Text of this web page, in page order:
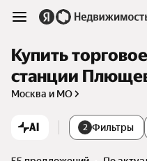
Купить
станции
Москва и МО
AI 2 Фильтры